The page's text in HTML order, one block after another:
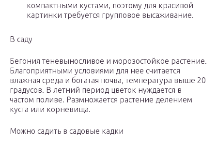
компактными кустами, поэтому для красивой
картинки требуется групповое высаживание.
В саду
Бегония теневыносливое и морозостойкое растение.
Благоприятными условиями для нее считается
влажная среда и богатая почва, температура выше 20
градусов. В летний период цветок нуждается в
частом поливе. Размножается растение делением
куста или корневища.
Можно садить в садовые кадки